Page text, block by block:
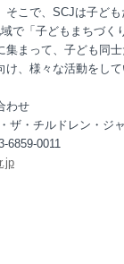
そこで、SCJは子ど
で「子どもまちづ
集まって、子ども同
、様々な活動をして
わせ
ザ・チルドレン・ジ
6859-0011